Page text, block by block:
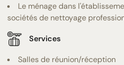
Le ménage dans
sociétés de nettoyage
Services
Salles de réunion/réception